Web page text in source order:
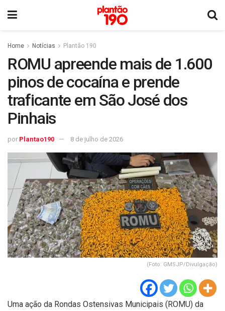
Home Notícias Plantão 190
ROMU apreende mais de 1.600
pinos de cocaína e prende
traficante em São José dos
Pinhais
por Plantao190 8 de julho de 2026
(Foto: GMSJP/Divulgação)
Uma ação da Rondas Ostensivas Municipais (ROMU) da